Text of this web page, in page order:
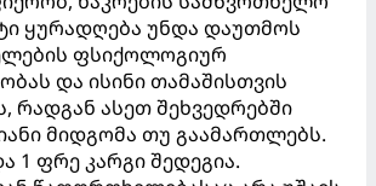
ყურადღება უნდა დაუთმოს
ფსიქოლოგიურ
და ისინი თამაშისთვის
რადგან ასეთ შეხვედრებში
მიდგომა თუ გაამართლებს.
1 ფრე კარგი შედეგია.